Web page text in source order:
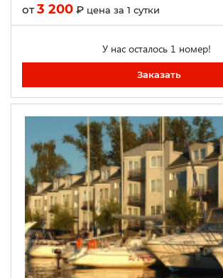
от3 200 ₽ цена за 1 сутки
У нас осталось 1 номер!
Заказать